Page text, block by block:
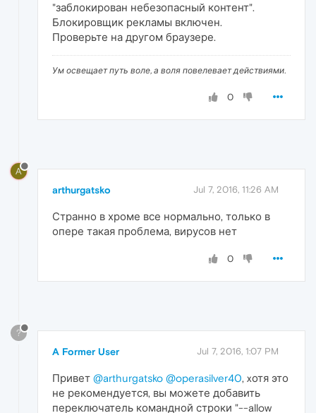
"заблокирован небезопасный контент".
Блокировщик рекламы включен.
Проверьте на другом браузере.
Ум освещает путь воле, а воля повелевает действиями.
0
A
arthurgatsko Jul 7, 2016, 11:26 AM
Странно в хроме все нормально, только в
опере такая проблема, вирусов нет
0
?
A Former User Jul 7, 2016, 1:07 PM
Привет @arthurgatsko @operasilver40, xотя это
не рекомендуется, вы можете добавить
переключатель командной строки "--allow